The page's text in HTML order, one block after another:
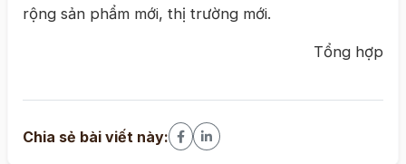
rộng sản phẩm mới, thị trường mới.
Tổng hợp
Chia sẻ bài viết này: